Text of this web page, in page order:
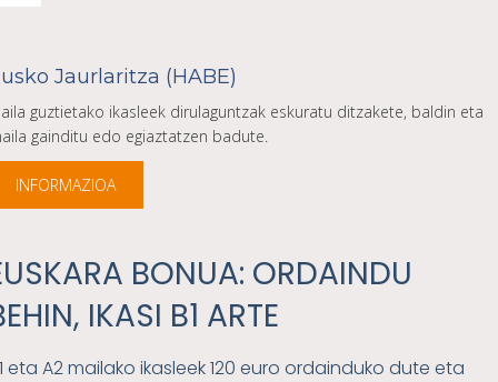
Jaurlaritza (HABE)
guztietako ikasleek dirulaguntzak eskuratu ditzakete, baldin eta
gainditu edo egiaztatzen badute.
INFORMAZIOA
BONUA: ORDAINDU
IKASI B1 ARTE
eta A2 mailako ikasleek 120 euro ordainduko dute eta